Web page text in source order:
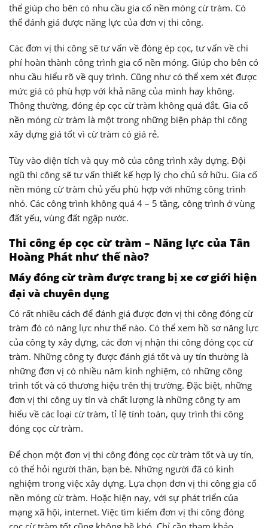
thể giúp cho bên có nhu cầu gia cố nền móng cừ tràm. Có
thể đánh giá được năng lực của đơn vị thi công.
Các đơn vị thi công sẽ tư vấn về đóng ép cọc, tư vấn về chi
phí hoàn thành công trình gia cố nền móng. Giúp cho bên có
nhu cầu hiểu rõ về quy trình. Cũng như có thể xem xét được
mức giá có phù hợp với khả năng của mình hay không.
Thông thường, đóng ép cọc cừ tràm không quá đắt. Gia cố
nền móng cừ tràm là một trong những biện pháp thi công
xây dựng giá tốt vì cừ tràm có giá rẻ.
Tùy vào diện tích và quy mô của công trình xây dựng. Đội
ngũ thi công sẽ tư vấn thiết kế hợp lý cho chủ sở hữu. Gia cố
nền móng cừ tràm chủ yếu phù hợp với những công trình
nhỏ. Các công trình không quá 4 – 5 tầng, công trình ở vùng
đất yếu, vùng đất ngập nước.
Thi công ép cọc cừ tràm – Năng lực của Tân
Hoàng Phát như thế nào?
Máy đóng cừ tràm được trang bị xe cơ giới hiện
đại và chuyên dụng
Có rất nhiều cách để đánh giá được đơn vị thi công đóng cừ
tràm đó có năng lực như thế nào. Có thể xem hồ sơ năng lực
của công ty xây dựng, các đơn vị nhận thi công đóng cọc cừ
tràm. Những công ty được đánh giá tốt và uy tín thường là
những đơn vị có nhiều năm kinh nghiệm, có những công
trình tốt và có thương hiệu trên thị trường. Đặc biệt, những
đơn vị thi công uy tín và chất lượng là những công ty am
hiểu về các loại cừ tràm, tỉ lệ tính toán, quy trình thi công
đóng cọc cừ tràm.
Để chọn một đơn vị thi công đóng cọc cừ tràm tốt và uy tín,
có thể hỏi người thân, bạn bè. Những người đã có kinh
nghiệm trong việc xây dựng. Lựa chọn đơn vị thi công gia cố
nền móng cừ tràm. Hoặc hiện nay, với sự phát triển của
mạng xã hội, internet. Việc tìm kiếm đơn vị thi công đóng